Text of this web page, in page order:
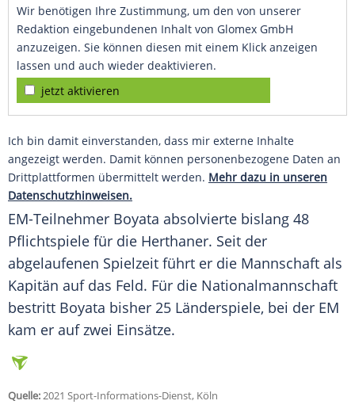
Wir benötigen Ihre Zustimmung, um den von unserer
Redaktion eingebundenen Inhalt von Glomex GmbH
anzuzeigen. Sie können diesen mit einem Klick anzeigen
lassen und auch wieder deaktivieren.
jetzt aktivieren
Ich bin damit einverstanden, dass mir externe Inhalte
angezeigt werden. Damit können personenbezogene Daten an
Drittplattformen übermittelt werden. Mehr dazu in unseren
Datenschutzhinweisen.
EM-Teilnehmer Boyata absolvierte bislang 48
Pflichtspiele für die Herthaner. Seit der
abgelaufenen Spielzeit führt er die Mannschaft als
Kapitän auf das Feld. Für die Nationalmannschaft
bestritt Boyata bisher 25 Länderspiele, bei der EM
kam er auf zwei Einsätze.
Quelle:2021 Sport-Informations-Dienst, Köln